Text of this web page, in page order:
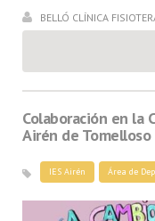
BELLÓ CLÍNICA
Colaboración en la
Airén de Tomelloso
IES Airén Área de